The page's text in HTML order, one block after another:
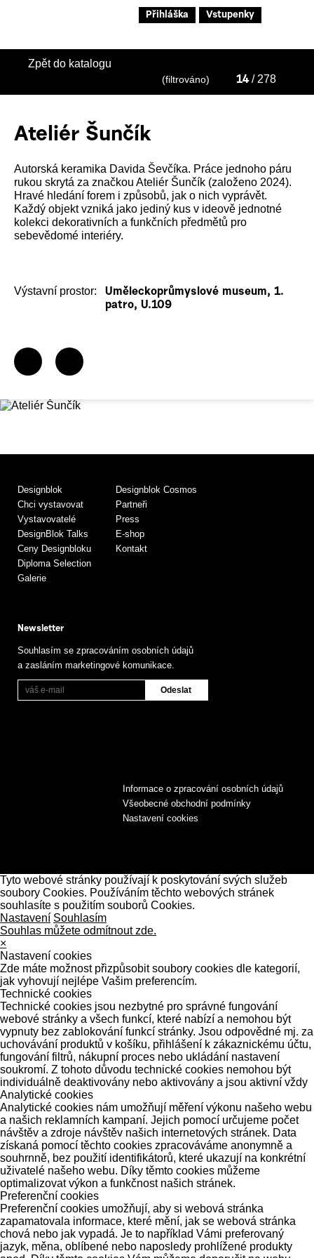
Přihláška Vstupenky
Zpět do katalogu
(filtrováno) 14/ 278
Ateliér Šunčík
Autorská keramika Davida Ševčíka. Práce jednoho páru
rukou skrytá za značkou Ateliér Šunčík (založeno 2024).
Hravé hledání forem i způsobů, jak o nich vyprávět.
Každý objekt vzniká jako jediný kus v ideově jednotné
kolekci dekorativních a funkčních předmětů pro
sebevědomé interiéry.
Výstavní prostor:
Uměleckoprůmyslové museum, 1.
patro, U.109
Designblok
Chci vystavovat
Vystavovatelé
DesignBlok Talks
Ceny Designbloku
Diploma Selection
Galerie
Designblok Cosmos
Partneři
Press
E-shop
Kontakt
Newsletter
Souhlasím se zpracováním osobních údajů
a zasláním marketingové komunikace.
Informace o zpracování osobních údajů
Všeobecné obchodní podmínky
Nastavení cookies
Tyto webové stránky používají k poskytování svých služeb
soubory Cookies. Používáním těchto webových stránek
souhlasíte s použitím souborů Cookies.
Nastavení Souhlasím
Souhlas můžete odmítnout zde.
×
Nastavení cookies
Zde máte možnost přizpůsobit soubory cookies dle kategorií,
jak vyhovují nejlépe Vašim preferencím.
Technické cookies
Technické cookies jsou nezbytné pro správné fungování
webové stránky a všech funkcí, které nabízí a nemohou být
vypnuty bez zablokování funkcí stránky. Jsou odpovědné mj. za
uchovávání produktů v košíku, přihlášení k zákaznickému účtu,
fungování filtrů, nákupní proces nebo ukládání nastavení
soukromí. Z tohoto důvodu technické cookies nemohou být
individuálně deaktivovány nebo aktivovány a jsou aktivní vždy
Analytické cookies
Analytické cookies nám umožňují měření výkonu našeho webu
a našich reklamních kampaní. Jejich pomocí určujeme počet
návštěv a zdroje návštěv našich internetových stránek. Data
získaná pomocí těchto cookies zpracováváme anonymně a
souhrnně, bez použití identifikátorů, které ukazují na konkrétní
uživatelé našeho webu. Díky těmto cookies můžeme
optimalizovat výkon a funkčnost našich stránek.
Preferenční cookies
Preferenční cookies umožňují, aby si webová stránka
zapamatovala informace, které mění, jak se webová stránka
chová nebo jak vypadá. Je to například Vámi preferovaný
jazyk, měna, oblíbené nebo naposledy prohlížené produkty